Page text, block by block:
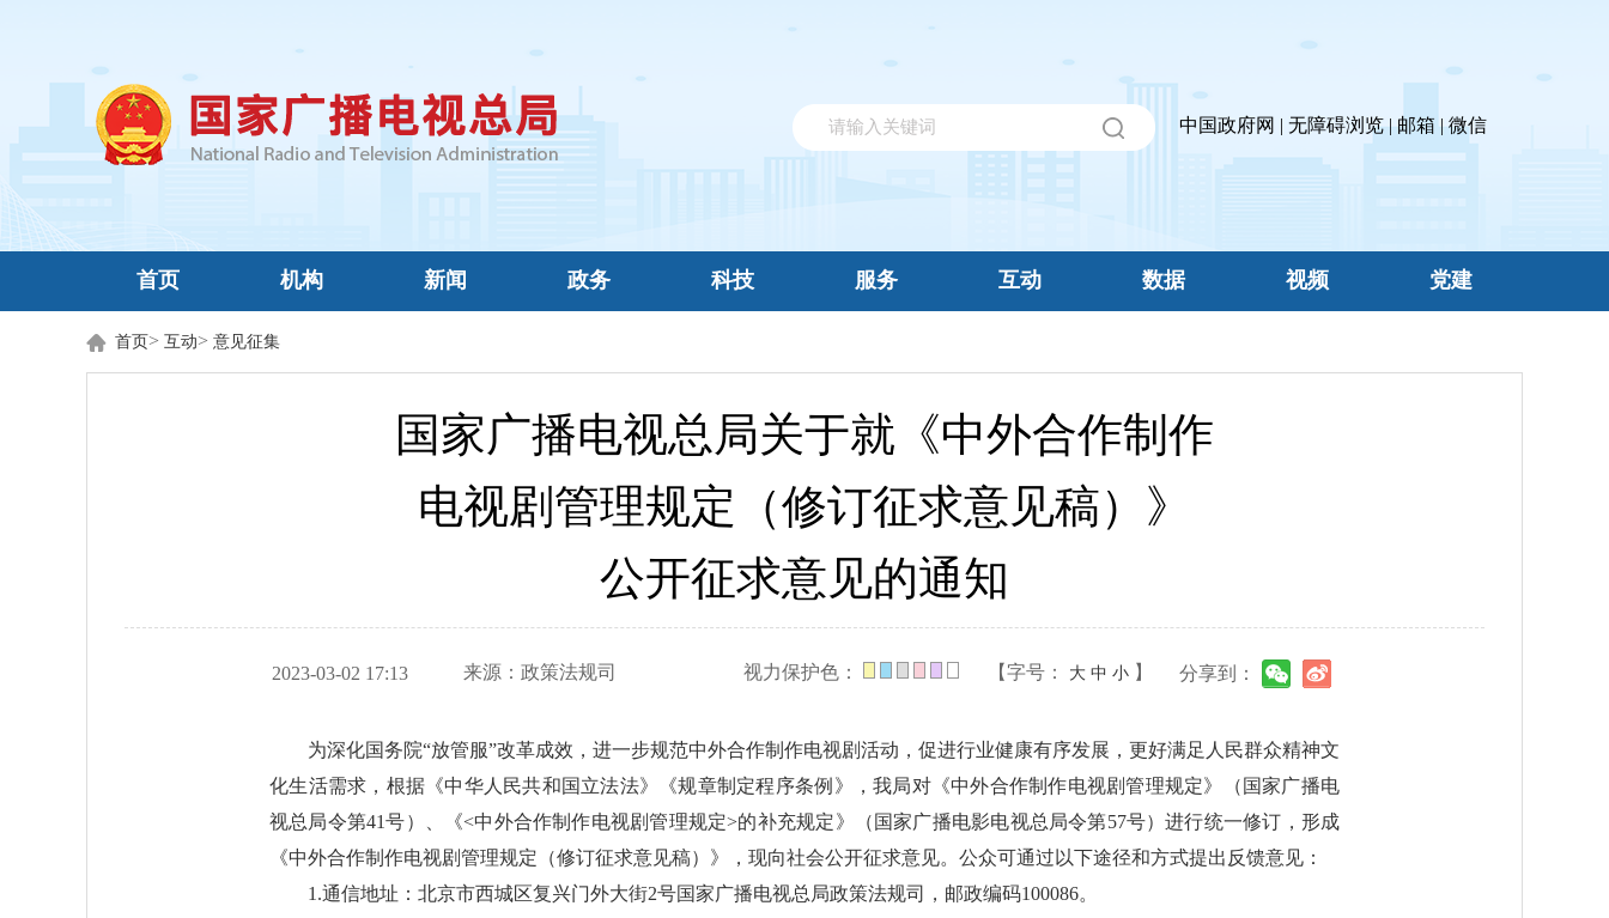
中国政府网 | 无障碍浏览|邮箱 |微信
首页 机构 新闻 政务 科技 服务 互动 数据 视频 党建
首页> 互动> 意见征集
国家广播电视总局关于就《中外合作制作
电视剧管理规定（修订征求意见稿）》
公开征求意见的通知
2023-03-02 17:13 来源： 政策法规司 视力保护色： 【字号： 大 中 小 】 分享到：
为深化国务院“放管服”改革成效，进一步规范中外合作制作电视剧活动，促进行业健康有序发展，更好满足人民群众精神文
化生活需求，根据《中华人民共和国立法法》《规章制定程序条例》，我局对《中外合作制作电视剧管理规定》（国家广播电
视总局令第41号）、《<中外合作制作电视剧管理规定>的补充规定》（国家广播电影电视总局令第57号）进行统一修订，形成
《中外合作制作电视剧管理规定（修订征求意见稿）》，现向社会公开征求意见。公众可通过以下途径和方式提出反馈意见：
1.通信地址：北京市西城区复兴门外大街2号国家广播电视总局政策法规司，邮政编码100086。